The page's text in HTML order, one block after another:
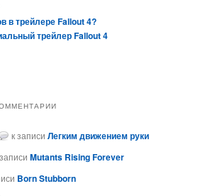
в трейлере Fallout 4?
трейлер Fallout 4
к записи Легким движением руки
Mutants Rising Forever
Born Stubborn